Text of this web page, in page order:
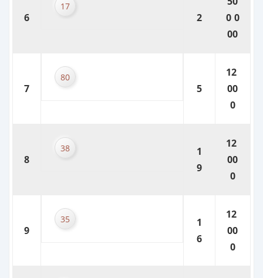
6
17
2
0 0
00
7
80
5
12
00
0
8
38
1
9
12
00
0
9
35
1
6
12
00
0